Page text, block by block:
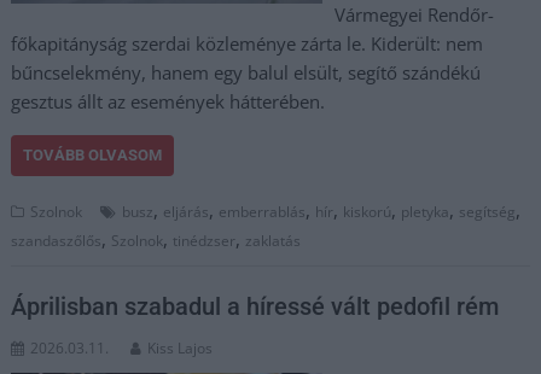
Vármegyei Rendőr-
főkapitányság szerdai közleménye zárta le. Kiderült: nem
bűncselekmény, hanem egy balul elsült, segítő szándékú
gesztus állt az események hátterében.
TOVÁBB OLVASOM
Szolnok busz, eljárás, emberrablás, hír, kiskorú, pletyka, segítség,
szandaszőlős, Szolnok, tinédzser, zaklatás
Áprilisban szabadul a híressé vált pedofil rém
2026.03.11. Kiss Lajos